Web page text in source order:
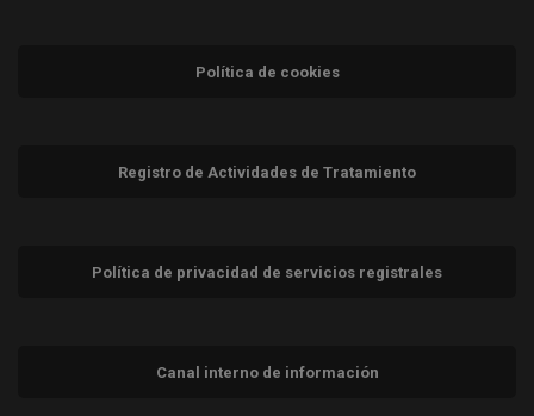
Política de cookies
Registro de Actividades de Tratamiento
Política de privacidad de servicios registrales
Canal interno de información